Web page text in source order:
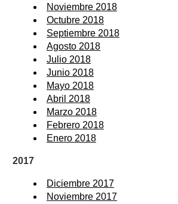
Noviembre 2018
Octubre 2018
Septiembre 2018
Agosto 2018
Julio 2018
Junio 2018
Mayo 2018
Abril 2018
Marzo 2018
Febrero 2018
Enero 2018
2017
Diciembre 2017
Noviembre 2017